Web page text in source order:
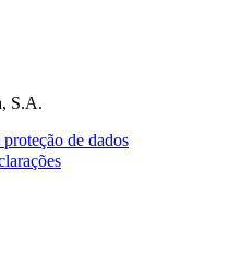
S.A.
de dados